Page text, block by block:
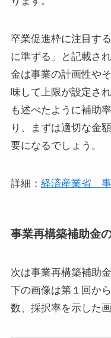
卒業促進枠に注目す
に準ずる」と記載さ
金は事業の計画性や
味して上限が設定さ
も述べたように補助
り、まずは適切な金
要になるでしょう。
詳細： 経済産業省 事
事業再構築補助金
次は事業再構築補助
下の画像は第１回か
数、採択率を示した画